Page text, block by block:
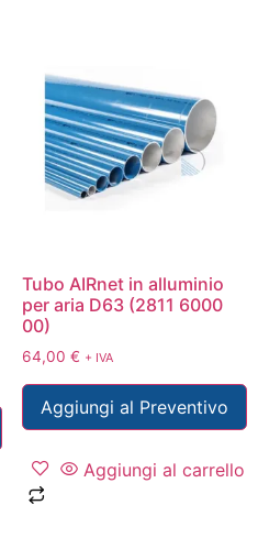
Tubo AIRnet in alluminio
per aria D63 (2811 6000
00)
64,00 € + IVA
Aggiungi al Preventivo
Aggiungi al carrello